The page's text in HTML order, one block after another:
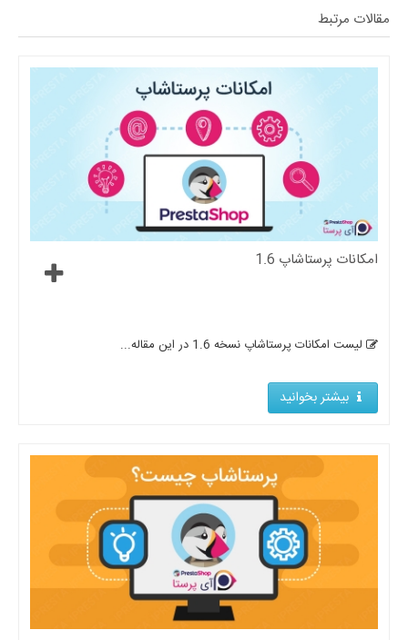
مقالات مرتبط
امکانات پرستاشاپ 1.6
لیست امکانات پرستاشاپ نسخه 1.6 در این مقاله...
بیشتر بخوانید